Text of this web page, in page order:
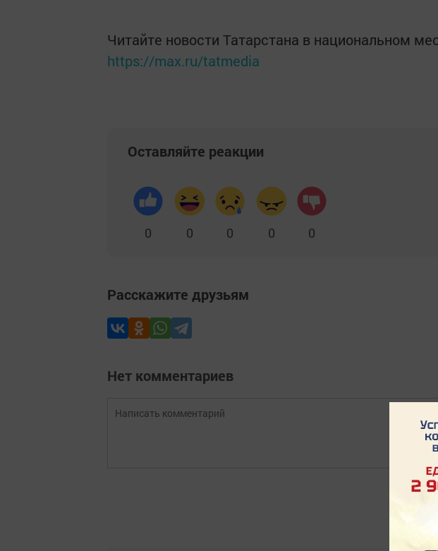
Читайте новости Татарстана в национальном
https://max.ru/tatmedia
Оставляйте реакции
0 0 0 0 0
Расскажите друзьям
Нет комментариев